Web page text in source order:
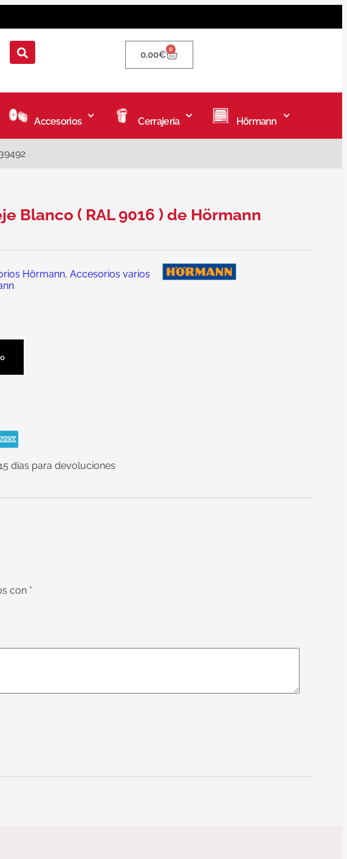
0,00€ 0
Accesorios Cerrajería Hörmann
Blanco ( RAL 9016 ) de Hörmann
Hörmann,Accesorios varios
días para devoluciones
con *